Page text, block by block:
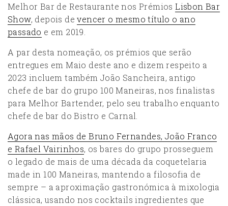
Melhor Bar de Restaurante nos PrémiosLisbon Bar
Show, depois devencer o mesmo título o ano
passado e em 2019.
A par desta nomeação, os prémios que serão
entregues em Maio deste ano e dizem respeito a
2023 incluem também João Sancheira, antigo
chefe de bar do grupo 100 Maneiras, nos finalistas
para Melhor Bartender, pelo seu trabalho enquanto
chefe de bar do Bistro e Carnal.
Agora nas mãos de Bruno Fernandes, João Franco
e Rafael Vairinhos, os bares do grupo prosseguem
o legado de mais de uma década da coquetelaria
made in 100 Maneiras, mantendo a filosofia de
sempre – a aproximação gastronómica à mixologia
clássica, usando nos cocktails ingredientes que